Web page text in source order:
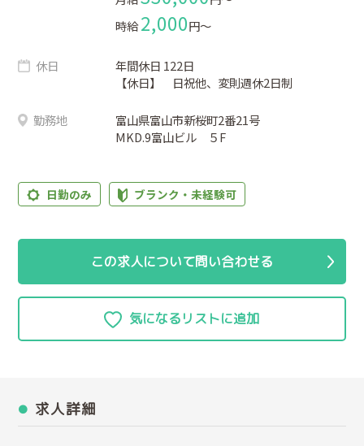
時給2,000円〜
休日
年間休日 122日
【休日】 日祝他、変則週休2日制
勤務地
富山県富山市新桜町2番21号
MKD.9富山ビル ５F
日勤のみ ブランク・未経験可
この求人について問い合わせる
求人詳細